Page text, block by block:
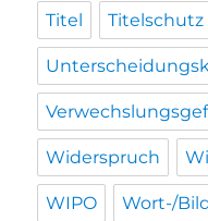
Titel Titelschutz
Widerspruch
WIPO Wort-/